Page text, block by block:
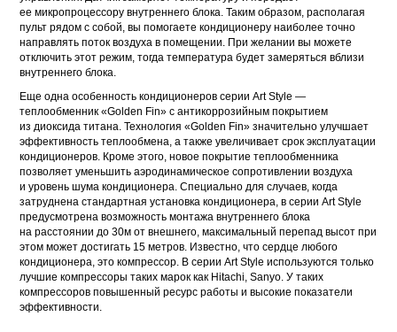
ее микропроцессору внутреннего блока. Таким образом, располагая
пульт рядом с собой, вы помогаете кондиционеру наиболее точно
направлять поток воздуха в помещении. При желании вы можете
отключить этот режим, тогда температура будет замеряться вблизи
внутреннего блока.
Еще одна особенность кондиционеров серии Art Style —
теплообменник «Golden Fin» с антикоррозийным покрытием
из диоксида титана. Технология «Golden Fin» значительно улучшает
эффективность теплообмена, а также увеличивает срок эксплуатации
кондиционеров. Кроме этого, новое покрытие теплообменника
позволяет уменьшить аэродинамическое сопротивлении воздуха
и уровень шума кондиционера. Специально для случаев, когда
затруднена стандартная установка кондиционера, в серии Art Style
предусмотрена возможность монтажа внутреннего блока
на расстоянии до 30м от внешнего, максимальный перепад высот при
этом может достигать 15 метров. Известно, что сердце любого
кондиционера, это компрессор. В серии Art Style используются только
лучшие компрессоры таких марок как Hitachi, Sanyo. У таких
компрессоров повышенный ресурс работы и высокие показатели
эффективности.